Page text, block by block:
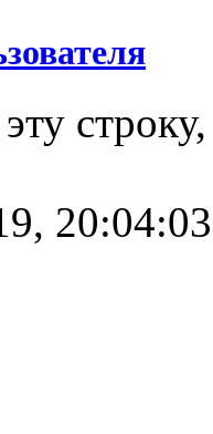
20:04:03